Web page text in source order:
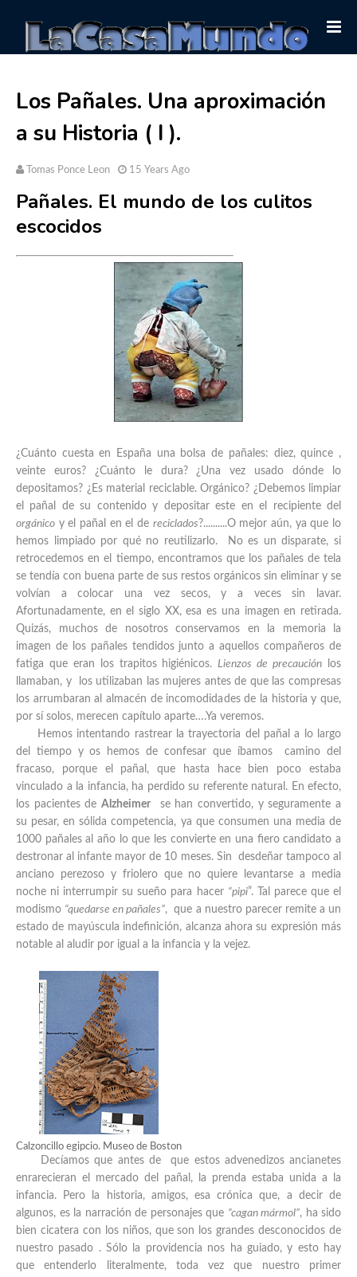
Los Pañales. Una aproximación
a su Historia ( I ).
Tomas Ponce Leon 15 Years Ago
Pañales. El mundo de los culitos
escocidos
¿Cuánto cuesta en España una bolsa de pañales: diez, quince ,
veinte euros? ¿Cuánto le dura? ¿Una vez usado dónde lo
depositamos? ¿Es material reciclable. Orgánico? ¿Debemos limpiar
el pañal de su contenido y depositar este en el recipiente del
orgánico y el pañal en el de reciclados ?..........O mejor aún, ya que lo
hemos limpiado por qué no reutilizarlo. No es un disparate, si
retrocedemos en el tiempo, encontramos que los pañales de tela
se tendía con buena parte de sus restos orgánicos sin eliminar y se
volvían a colocar una vez secos, y a veces sin lavar.
Afortunadamente, en el siglo XX, esa es una imagen en retirada.
Quizás, muchos de nosotros conservamos en la memoria la
imagen de los pañales tendidos junto a aquellos compañeros de
fatiga que eran los trapitos higiénicos.Lienzos de precaución los
llamaban, y los utilizaban las mujeres antes de que las compresas
los arrumbaran al almacén de incomodidades de la historia y que,
por sí solos, merecen capítulo aparte….Ya veremos.
Hemos intentando rastrear la trayectoria del pañal a lo largo
del tiempo y os hemos de confesar que íbamos camino del
fracaso, porque el pañal, que hasta hace bien poco estaba
vinculado a la infancia, ha perdido su referente natural. En efecto,
los pacientes deAlzheimer se han convertido, y seguramente a
su pesar, en sólida competencia, ya que consumen una media de
1000 pañales al año lo que les convierte en una fiero candidato a
destronar al infante mayor de 10 meses. Sin desdeñar tampoco al
anciano perezoso y friolero que no quiere levantarse a media
noche ni interrumpir su sueño para hacer “pipi”. Tal parece que el
modismo “quedarse en pañales”, que a nuestro parecer remite a un
estado de mayúscula indefinición, alcanza ahora su expresión más
notable al aludir por igual a la infancia y la vejez.
Calzoncillo egipcio. Museo de Boston
Decíamos que antes de que estos advenedizos ancianetes
enrarecieran el mercado del pañal, la prenda estaba unida a la
infancia. Pero la historia, amigos, esa crónica que, a decir de
algunos, es la narración de personajes que “cagan mármol”, ha sido
bien cicatera con los niños, que son los grandes desconocidos de
nuestro pasado . Sólo la providencia nos ha guiado, y esto hay
que entenderlo literalmente, toda vez que nuestro primer